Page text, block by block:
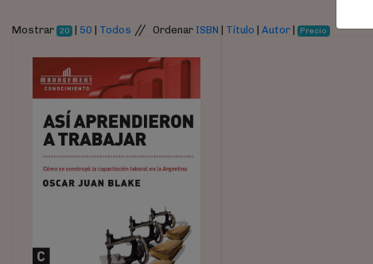
Mostrar 20 | 50 Todos // Ordenar ISBN Título Autor| Precio